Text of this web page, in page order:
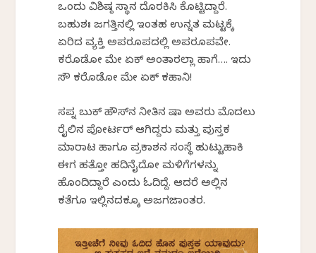
ಒಂದು ವಿಶಿಷ್ಠ ಸ್ಥಾನ ದೊರಕಿಸಿ ಕೊಟ್ಟಿದ್ದಾರೆ.
ಬಹುಶಃ ಜಗತ್ತಿನಲ್ಲಿ ಇಂತಹ ಉನ್ನತ ಮಟ್ಟಕ್ಕೆ
ಏರಿದ ವ್ಯಕ್ತಿ ಅಪರೂಪದಲ್ಲಿ ಅಪರೂಪವೇ.
ಕರೊಡೋ ಮೇ ಏಕ್ ಅಂತಾರಲ್ಲಾ ಹಾಗೆ…. ಇದು
ಸೌ ಕರೊಡೋ ಮೇ ಏಕ್ ಕಹಾನಿ!
ಸಪ್ನ ಬುಕ್ ಹೌಸ್‌ನ ನೀತಿನ ಷಾ ಅವರು ಮೊದಲು
ರೈಲಿನ ಪೋರ್ಟರ್ ಆಗಿದ್ದರು ಮತ್ತು ಪುಸ್ತಕ
ಮಾರಾಟ ಹಾಗೂ ಪ್ರಕಾಶನ ಸಂಸ್ಥೆ ಹುಟ್ಟುಹಾಕಿ
ಈಗ ಹತ್ತೋ ಹದಿನೈದೋ ಮಳಿಗೆಗಳನ್ನು
ಹೊಂದಿದ್ದಾರೆ ಎಂದು ಓದಿದ್ದೆ. ಆದರೆ ಅಲ್ಲಿನ
ಕತೆಗೂ ಇಲ್ಲಿನದಕ್ಕೂ ಅಜಗಜಾಂತರ.